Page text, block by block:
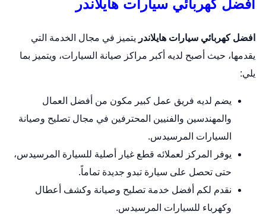
افضل كهربائي سيارات هايلاندر
افضل كهربائي سيارات هايلاندر يتميز في مجال الخدمة التي
يقدمها، حيث أصبح لديه أكبر مراكز صيانة السيارات، ويتميز بما
يلي:
يضم لديه فريق عمل كبير مكون من أفضل العمال
والمهندسين والفنيين المحترفين في مجال تصليح وصيانة
السيارات المرسيدس.
يوفر المركز لعملائه قطع غيار أصلية للسيارة المرسيدس،
حتى تحصل على سيارة تبدو جديدة تماماً.
نقدم لكم أفضل خدمة تصليح وصيانة وكشف أعطال
وكهرباء للسيارات المرسيدس.